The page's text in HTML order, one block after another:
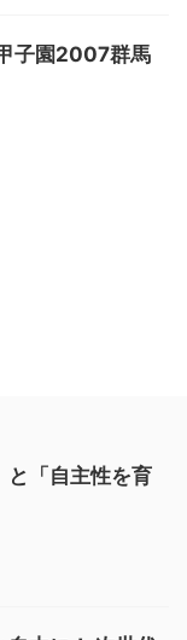
子園2007群馬
と「自主性を育